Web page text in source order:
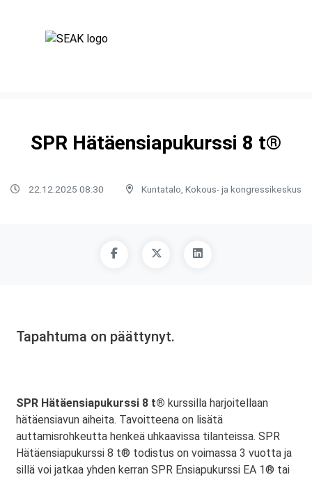
SPR Hätäensiapukurssi 8 t®
22.12.2025 08:30 Kuntatalo, Kokous- ja kongressikeskus
Tapahtuma on päättynyt.
SPR Hätäensiapukurssi 8 t® kurssilla harjoitellaan
hätäensiavun aiheita. Tavoitteena on lisätä
auttamisrohkeutta henkeä uhkaavissa tilanteissa. SPR
Hätäensiapukurssi 8 t® todistus on voimassa 3 vuotta ja
sillä voi jatkaa yhden kerran SPR Ensiapukurssi EA 1® tai